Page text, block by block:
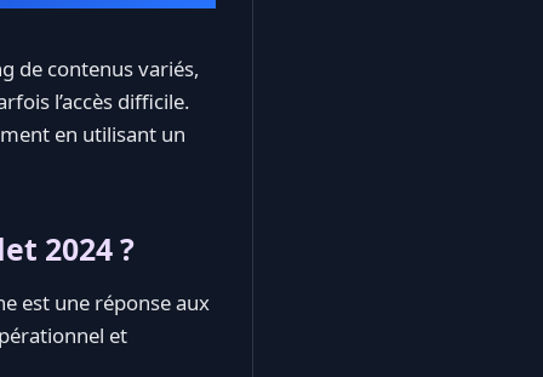
de contenus variés,
l’accès difficile.
en utilisant un
2024 ?
est une réponse aux
et